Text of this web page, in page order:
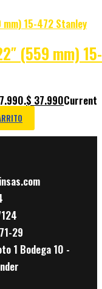
(559 mm) 15-
$ 37.990Current
29
1 Bodega 10 -